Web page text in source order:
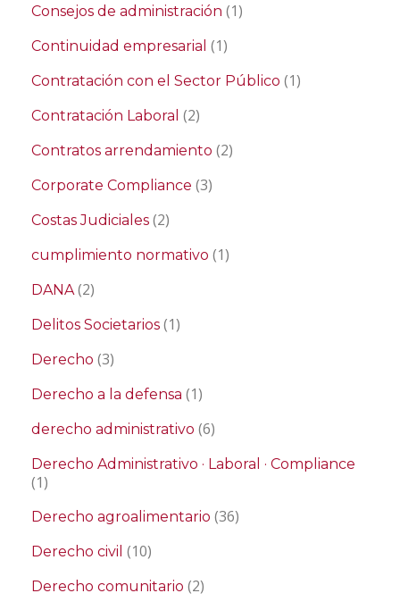
Consejos de administración (1)
Continuidad empresarial (1)
Contratación con el Sector Público (1)
Contratación Laboral (2)
Contratos arrendamiento (2)
Corporate Compliance (3)
Costas Judiciales (2)
cumplimiento normativo (1)
DANA(2)
Delitos Societarios (1)
Derecho (3)
Derecho a la defensa (1)
derecho administrativo (6)
Derecho Administrativo · Laboral · Compliance
(1)
Derecho agroalimentario (36)
Derecho civil (10)
Derecho comunitario (2)